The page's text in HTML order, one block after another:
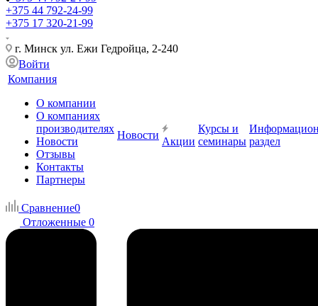
+375 44 792-24-99
+375 17 320-21-99
г. Минск ул. Ежи Гедройца, 2-240
Войти
Компания
О компании
О компаниях
производителях
Новости
Отзывы
Контакты
Партнеры
Новости
Акции
Курсы и
семинары раздел
Сравнение0
Отложенные 0